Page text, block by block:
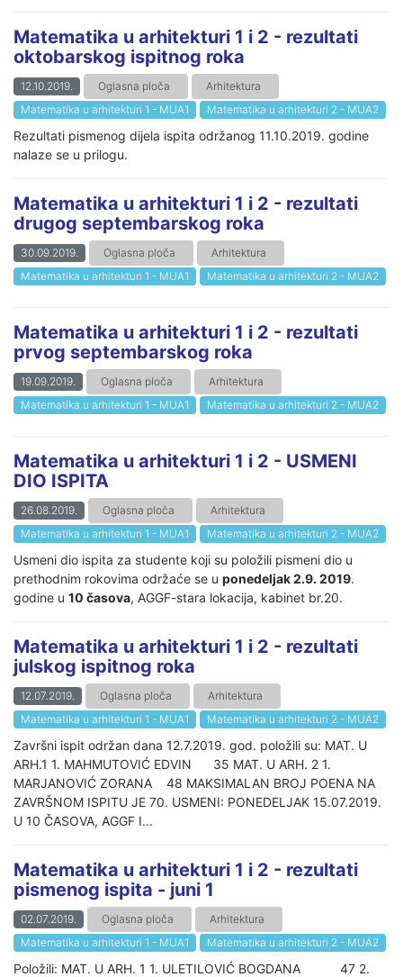
Matematika u arhitekturi 1 i 2 - rezultati
oktobarskog ispitnog roka
12.10.2019. Oglasna ploča
Arhitektura
Matematika u arhitekturi 1 - MUA1
Matematika u arhitekturi 2 - MUA2
Rezultati pismenog dijela ispita održanog 11.10.2019. godine
nalaze se u prilogu.
Matematika u arhitekturi 1 i 2 - rezultati
drugog septembarskog roka
30.09.2019. Oglasna ploča
Arhitektura
Matematika u arhitekturi 1 - MUA1
Matematika u arhitekturi 2 - MUA2
Matematika u arhitekturi 1 i 2 - rezultati
prvog septembarskog roka
19.09.2019. Oglasna ploča
Arhitektura
Matematika u arhitekturi 1 - MUA1
Matematika u arhitekturi 2 - MUA2
Matematika u arhitekturi 1 i 2 - USMENI
DIO ISPITA
26.08.2019. Oglasna ploča
Arhitektura
Matematika u arhitekturi 1 - MUA1
Matematika u arhitekturi 2 - MUA2
Usmeni dio ispita za studente koji su položili pismeni dio u
prethodnim rokovima održaće se u ponedeljak 2.9. 2019.
godine u 10 časova, AGGF-stara lokacija, kabinet br.20.
Matematika u arhitekturi 1 i 2 - rezultati
julskog ispitnog roka
12.07.2019. Oglasna ploča
Arhitektura
Matematika u arhitekturi 1 - MUA1
Matematika u arhitekturi 2 - MUA2
Završni ispit održan dana 12.7.2019. god. položili su: MAT. U
ARH.1 1. MAHMUTOVIĆ EDVIN 35 MAT. U ARH. 2 1.
MARJANOVIĆ ZORANA 48 MAKSIMALAN BROJ POENA NA
ZAVRŠNOM ISPITU JE 70. USMENI: PONEDELJAK 15.07.2019.
U 10 ČASOVA, AGGF I...
Matematika u arhitekturi 1 i 2 - rezultati
pismenog ispita - juni 1
02.07.2019. Oglasna ploča
Arhitektura
Matematika u arhitekturi 1 - MUA1
Matematika u arhitekturi 2 - MUA2
Položili: MAT. U ARH. 1 1. ULETILOVIĆ BOGDANA 47 2.